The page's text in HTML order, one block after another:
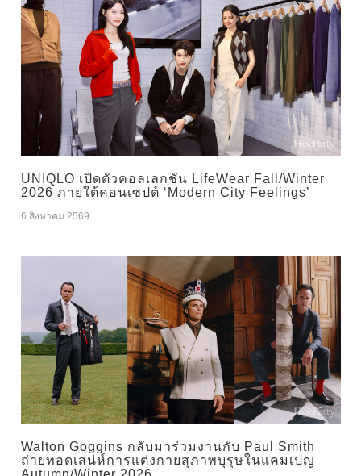
UNIQLO เปิดตัวคอลเลกชัน LifeWear Fall/Winter
2026 ภายใต้คอนเซปต์ ‘Modern City Feelings’
6 สิงหาคม 2569
Walton Goggins กลับมาร่วมงานกับ Paul Smith
ถ่ายทอดเสน่ห์การแต่งกายสุภาพบุรุษในแคมเปญ